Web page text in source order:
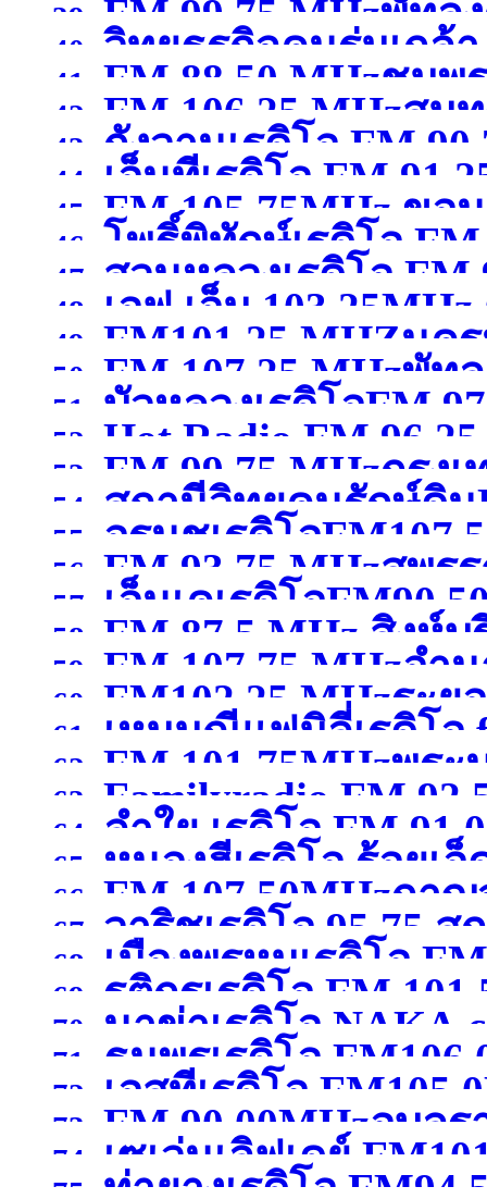
97.75MHzกรุงเทพมหา
39. FM 99.75 MHzพัทลุง
40. วิทยุธุรกิจคนร่มเกล้า
MHzกรุงเทพมหานคร(
41. FM 88.50 MHzชุมพ
42. FM 106.25 MHzสมุ
43.
กังวานเรดิโอ FM
สุพรรณบุรี )
44.
เอ็นทีเรดิโอ FM
)
45. FM 105.75MHz ขอ
46. โพธิ์พิทักษ์เรดิโอ
ขอนแก่น )
47.
สวนหลวงเรดิโอ
สมุทรสาคร )
48.
เอฟ.เอ็ม
นครสวรรค์ (จังหวัดนคร
49. FM101.25 MHZนค
50. FM 107.25 MHzพัท
51.
บัวหลวงเรดิโอFM
ปทุมธานี )
52. Hot Radio
สมุทรสาคร )
53. FM 99.75 MHzกรุง
กรุงเทพมหานคร )
54.
สถานีวิทยุคนรักษ์ดิน
เชียงใหม่ )
55. อรนุชเรดิโอ
56. FM 93.75 MHzสุพร
57. เอ็นเคเรดิโอ
58. FM 87.5 MHz สิงห์บุ
59. FM 107.75 MHzอำ
60. FM102.25 MHzระย
61.
เหมมณีแฟมิลี่เรดิโอ
นครศรีธรรมราช(จังหวั
62. FM 101.75MHzพร
พระนครศรีอยุธยา )
63. Familyradio FM
64. ลำใย เรดิโอ FM
65. หนองฮีเรดิโอ ร้อยเอ็
66. FM 107.50MHzกา
67. วาริชเรดิโอ 95.75 ส
68.
เมืองพรหมเรดิโอ
FM 107.50 MHz พิษณุ
69.
รติกรเรดิโอ FM
กาญจนบุรี )
70.
นาข่าเรดิโอ
102.50MHzมหาสารคา
71. ธนพรเรดิโอ
72. เอสทีเรดิโอ
73. FM 90.00MHzอุบล
74.
เซเว่นเลิฟเดย์
ท่ายางเรดิโอ